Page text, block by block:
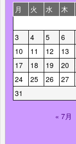
月
火 水 木
3
4 5 6
10
11 12 13
17
18 19 20
24
25 26 27
31
« 7月